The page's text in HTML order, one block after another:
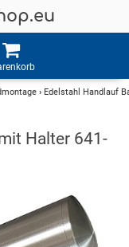
› Edelstahl Handlauf
Halter 641-